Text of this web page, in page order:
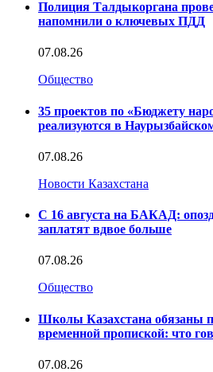
Полиция Талдыкоргана
напомнили о ключевых ПДД
07.08.26
Общество
35 проектов по «Бюджету
реализуются в
07.08.26
Новости Казахстана
С 16 августа на БАКАД:
заплатят вдвое больше
07.08.26
Общество
Школы Казахстана обязаны
временной пропиской: что
07.08.26